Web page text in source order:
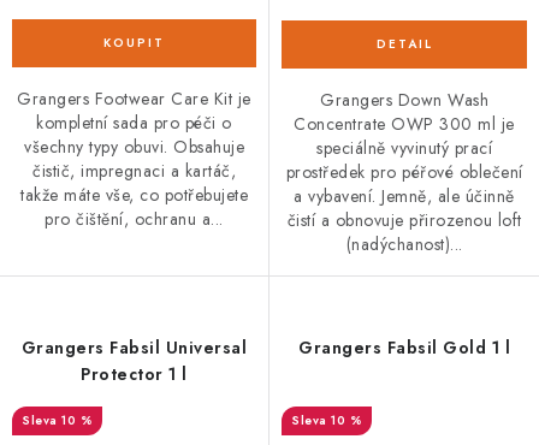
Grangers Footwear Care Kit je
kompletní sada pro péči o
všechny typy obuvi. Obsahuje
čistič, impregnaci a kartáč,
takže máte vše, co potřebujete
pro čištění, ochranu a...
Grangers Down Wash
Concentrate OWP 300 ml je
speciálně vyvinutý prací
prostředek pro péřové oblečení
a vybavení. Jemně, ale účinně
čistí a obnovuje přirozenou loft
(nadýchanost)...
Grangers Fabsil Universal
Protector 1 l
10 %
Grangers Fabsil Gold 1 l
10 %